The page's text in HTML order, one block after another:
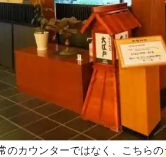
のカウンターではなく、こちらの